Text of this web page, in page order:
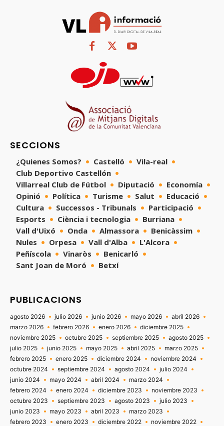
SECCIONS
¿Quienes Somos? Castelló
Vila-real
Club Deportivo Castellón
Villarreal Club de Fútbol
Diputació
Economía
Opinió
Política Turisme Salut
Educació
Cultura
Successos - Tribunals
Participació
Esports
Ciència i tecnologia
Burriana
Vall d'Uixó
Onda Almassora
Benicàssim
Nules
Orpesa Vall d'Alba
L'Alcora
Peñíscola
Vinaròs
Benicarló
Sant Joan de Moró
Betxí
PUBLICACIONS
agosto 2026 julio 2026 junio 2026 mayo 2026
abril 2026
marzo 2026
febrero 2026 enero 2026
diciembre 2025
noviembre 2025
octubre 2025 septiembre 2025
agosto 2025
julio 2025
junio 2025 mayo 2025 abril 2025
marzo 2025
febrero 2025
enero 2025 diciembre 2024
noviembre 2024
octubre 2024
septiembre 2024 agosto 2024
julio 2024
junio 2024
mayo 2024 abril 2024
marzo 2024
febrero 2024
enero 2024 diciembre 2023
noviembre 2023
octubre 2023
septiembre 2023 agosto 2023
julio 2023
junio 2023
mayo 2023 abril 2023
marzo 2023
febrero 2023
enero 2023 diciembre 2022
noviembre 2022